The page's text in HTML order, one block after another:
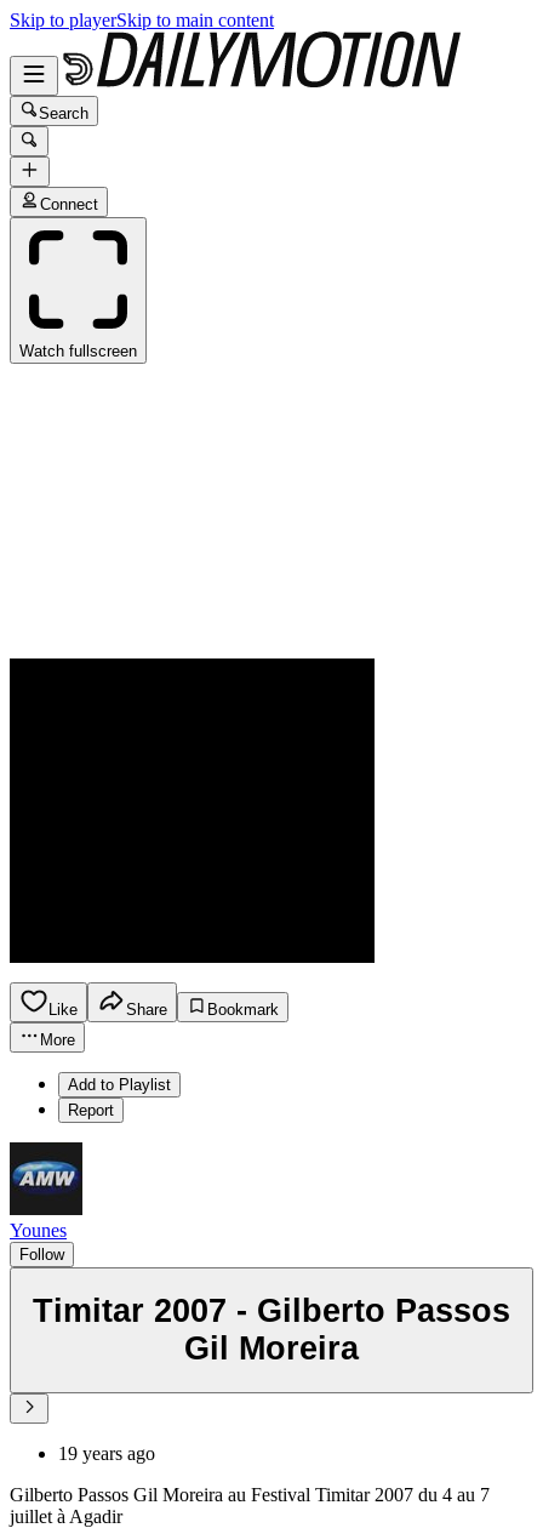
Skip to playerSkip to main content
Search
Connect
Watch fullscreen
Like Share
Bookmark
More
Add to Playlist
Report
Younes
Follow
Timitar 2007 - Gilberto Passos
Gil Moreira
19 years ago
Gilberto Passos Gil Moreira au Festival Timitar 2007 du 4 au 7
juillet à Agadir